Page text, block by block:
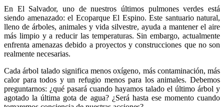
En El Salvador, uno de nuestros últimos pulmones verdes está
siendo amenazado: el Ecoparque El Espino. Este santuario natural,
lleno de árboles, animales y vida silvestre, ayuda a mantener el aire
más limpio y a reducir las temperaturas. Sin embargo, actualmente
enfrenta amenazas debido a proyectos y construcciones que no son
realmente necesarias.
Cada árbol talado significa menos oxígeno, más contaminación, más
calor para todos y un refugio menos para los animales. Debemos
preguntarnos: ¿qué pasará cuando hayamos talado el último árbol y
agotado la última gota de agua? ¿Será hasta ese momento cuando